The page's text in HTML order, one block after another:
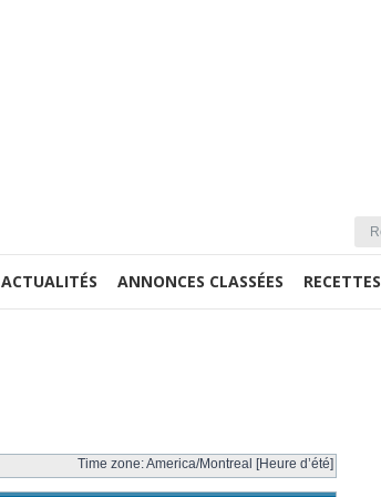
ACTUALITÉS ANNONCES CLASSÉES RECETTES
Time zone: America/Montreal [Heure d’été]